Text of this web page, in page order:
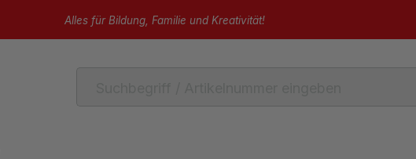
Alles für Bildung, Familie und Kreativität!